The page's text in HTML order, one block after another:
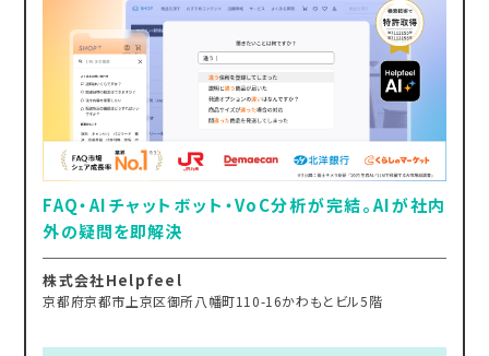
FAQ・AIチャットボット・VoC分析が完結。AIが社内
外の疑問を即解決
株式会社Helpfeel
京都府京都市上京区御所八幡町110-16かわもとビル5階